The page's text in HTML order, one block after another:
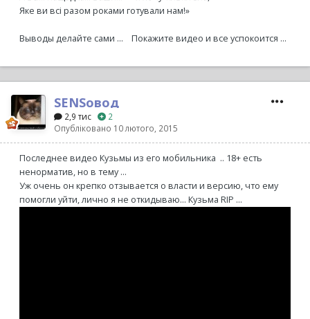
Яке ви всі разом роками готували нам!»
Выводы делайте сами ... Покажите видео и все успокоится ...
SENSовод
2,9 тис
2
Опубліковано 10 лютого, 2015
Последнее видео Кузьмы из его мобильника .. 18+ есть
ненорматив, но в тему ...
Уж очень он крепко отзывается о власти и версию, что ему
помогли уйти, лично я не откидываю... Кузьма RIP ...